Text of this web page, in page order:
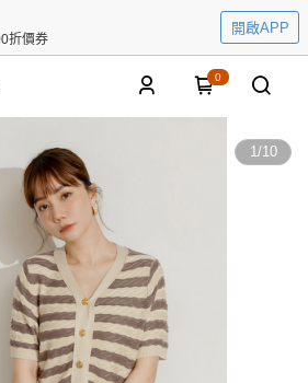
折價券
開啟APP
0
1/10